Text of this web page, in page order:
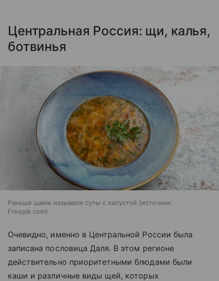
Центральная Россия: щи, калья,
ботвинья
Раньше щами называли супы с капустой
источник:
Freepik.com
Очевидно, именно в Центральной России была
записана пословица Даля. В этом регионе
действительно приоритетными блюдами были
каши и различные виды щей, которых